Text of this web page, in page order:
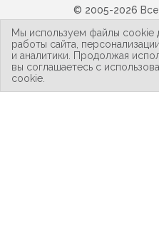
Мы используем файлы cookie
работы сайта,
и аналитики. Продолжая
вы соглашаетесь с
cookie.
© 2005-2026